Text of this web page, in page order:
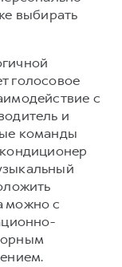
выбирать
голосовое
с
и
команды
можно с